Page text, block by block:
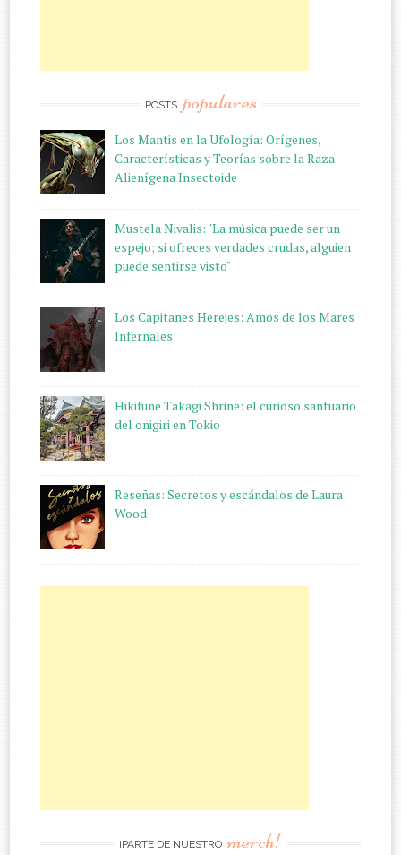
POSTS populares
Los Mantis en la Ufología: Orígenes,
Características y Teorías sobre la Raza
Alienígena Insectoide
Mustela Nivalis: "La música puede ser un
espejo; si ofreces verdades crudas, alguien
puede sentirse visto"
Los Capitanes Herejes: Amos de los Mares
Infernales
Hikifune Takagi Shrine: el curioso santuario
del onigiri en Tokio
Reseñas: Secretos y escándalos de Laura
Wood
¡PARTE DE NUESTRO merch!